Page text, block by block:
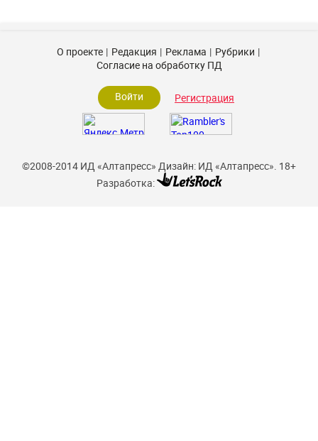
©2008-2014 ИД «Алтапресс» Дизайн: ИД «Алтапресс». 18+
Разработка:
О проекте Редакция Реклама
Рубрики
Согласие на обработку ПД
Войти Регистрация